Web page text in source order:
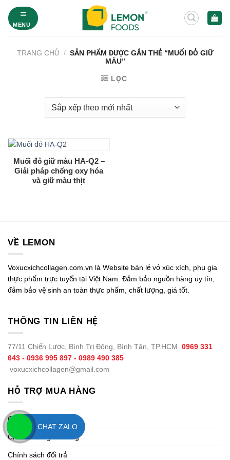
qua
MENU
TRANG CHỦ / SẢN PHẨM ĐƯỢC GẮN THẺ “MUỐI ĐỎ GIỮ
MÀU”
LỌC
Muối đỏ giữ màu HA-Q2 –
Giải pháp chống oxy hóa
và giữ màu thịt
VỀ LEMON
Voxucxichcollagen.com.vn là Website bán lẻ vỏ xúc xích, phụ gia
thực phẩm trực tuyến tại Việt Nam. Đảm bảo nguồn hàng uy tín,
đảm bảo vệ sinh an toàn thực phẩm, chất lượng, giá tốt.
THÔNG TIN LIÊN HỆ
77/11 Chiến Lược, Bình Trị Đông, Bình Tân, TP.HCM 0969 331
643 - 0936 995 897 - 0989 490 385
voxucxichcollagen@gmail.com
HỖ TRỢ MUA HÀNG
Chính sách thanh toán
Chính sách giao hàng
Chính sách đổi trả
CHAT ZALO